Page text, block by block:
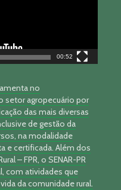
00:52
no
agropecuário por
das mais diversas
de gestão da
na modalidade
e certificada. Além dos
– FPR, o SENAR-PR
com atividades que
da comunidade rural.